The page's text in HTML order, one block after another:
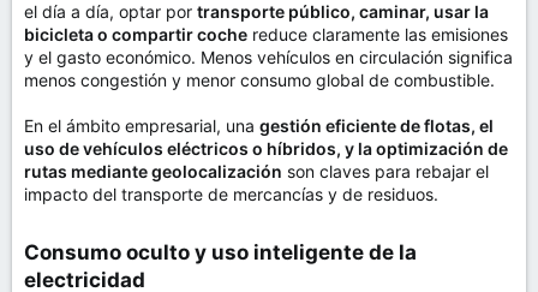
el día a día, optar por transporte público, caminar, usar la
bicicleta o compartir coche reduce claramente las emisiones
y el gasto económico. Menos vehículos en circulación significa
menos congestión y menor consumo global de combustible.
En el ámbito empresarial, una gestión eficiente de flotas, el
uso de vehículos eléctricos o híbridos, y la optimización de
rutas mediante geolocalización son claves para rebajar el
impacto del transporte de mercancías y de residuos.
Consumo oculto y uso inteligente de la
electricidad​